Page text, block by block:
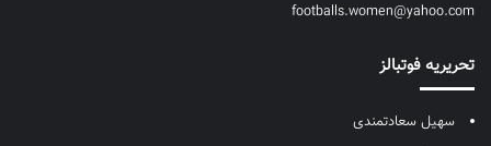
footballs.women@yahoo.com
تحریریه فوتبالز
سهیل سعادتمندی